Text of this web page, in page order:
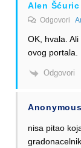
Alen Šćuric
Odgovori
OK, hvala.
ovog portala.
Odgovori
Anonymous
nisa pitao